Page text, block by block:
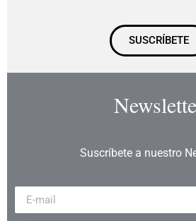
SUSCRÍBETE
Suscríbete a nuestro